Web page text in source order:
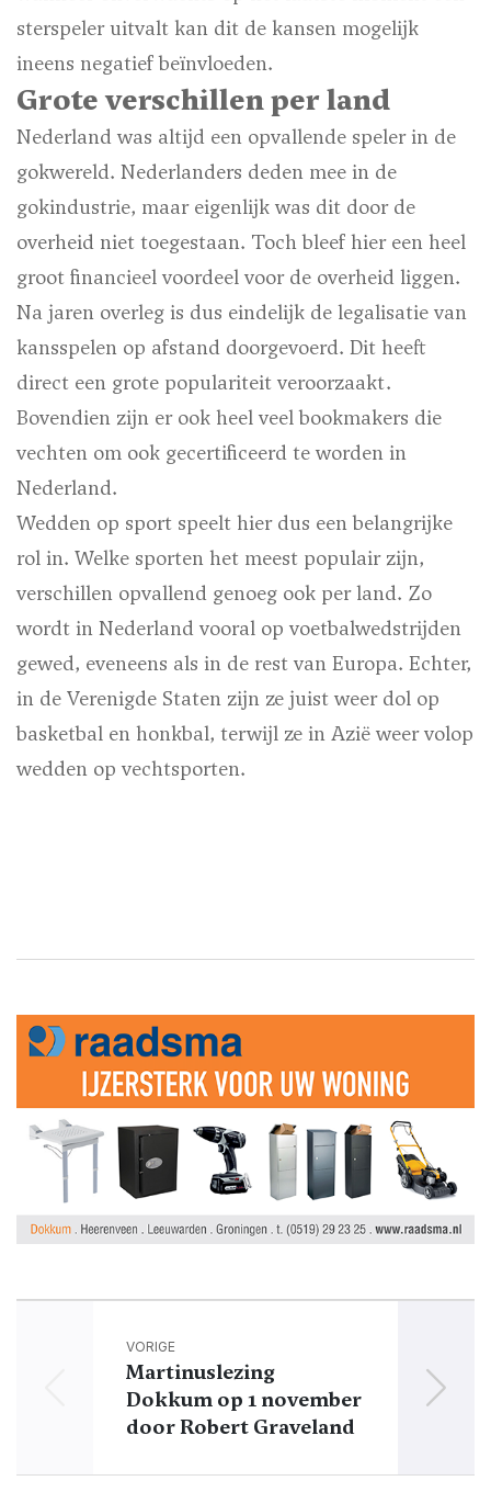
sterspeler uitvalt kan dit de kansen mogelijk
ineens negatief beïnvloeden.
Grote verschillen per land
Nederland was altijd een opvallende speler in de
gokwereld. Nederlanders deden mee in de
gokindustrie, maar eigenlijk was dit door de
overheid niet toegestaan. Toch bleef hier een heel
groot financieel voordeel voor de overheid liggen.
Na jaren overleg is dus eindelijk de legalisatie van
kansspelen op afstand doorgevoerd. Dit heeft
direct een grote populariteit veroorzaakt.
Bovendien zijn er ook heel veel bookmakers die
vechten om ook gecertificeerd te worden in
Nederland.
Wedden op sport speelt hier dus een belangrijke
rol in. Welke sporten het meest populair zijn,
verschillen opvallend genoeg ook per land. Zo
wordt in Nederland vooral op voetbalwedstrijden
gewed, eveneens als in de rest van Europa. Echter,
in de Verenigde Staten zijn ze juist weer dol op
basketbal en honkbal, terwijl ze in Azië weer volop
wedden op vechtsporten.
VORIGE
Martinuslezing
Dokkum op 1 november
door Robert Graveland
Zo